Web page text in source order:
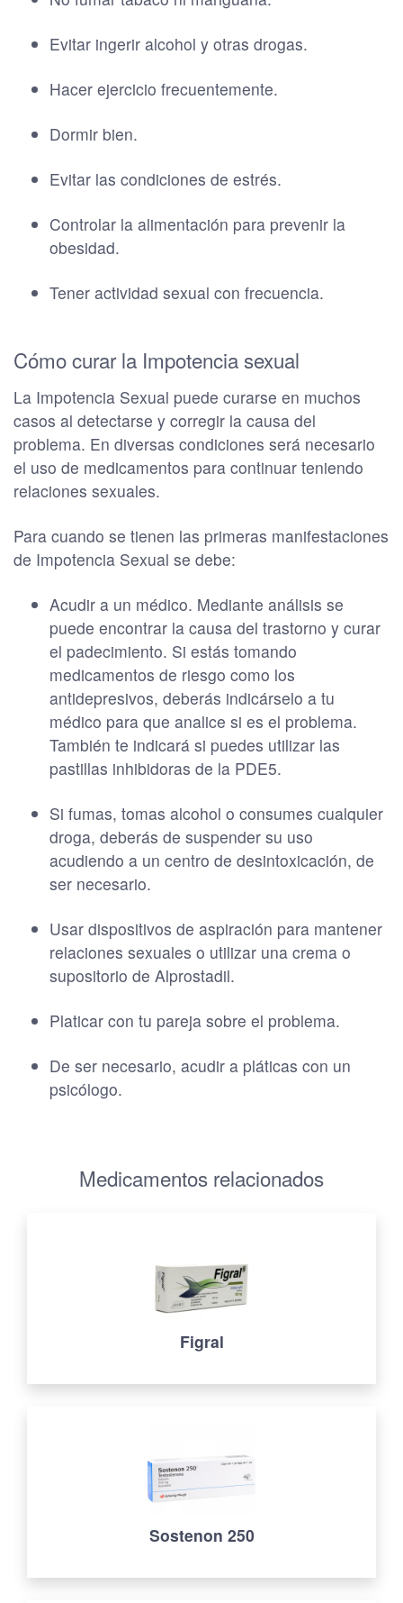
Evitar ingerir alcohol y otras drogas.
Hacer ejercicio frecuentemente.
Dormir bien.
Evitar las condiciones de estrés.
Controlar la alimentación para prevenir la
obesidad.
Tener actividad sexual con frecuencia.
Cómo curar la Impotencia sexual
La Impotencia Sexual puede curarse en muchos
casos al detectarse y corregir la causa del
problema. En diversas condiciones será necesario
el uso de medicamentos para continuar teniendo
relaciones sexuales.
Para cuando se tienen las primeras manifestaciones
de Impotencia Sexual se debe:
Acudir a un médico. Mediante análisis se
puede encontrar la causa del trastorno y curar
el padecimiento. Si estás tomando
medicamentos de riesgo como los
antidepresivos, deberás indicárselo a tu
médico para que analice si es el problema.
También te indicará si puedes utilizar las
pastillas inhibidoras de la PDE5.
Si fumas, tomas alcohol o consumes cualquier
droga, deberás de suspender su uso
acudiendo a un centro de desintoxicación, de
ser necesario.
Usar dispositivos de aspiración para mantener
relaciones sexuales o utilizar una crema o
supositorio de Alprostadil.
Platicar con tu pareja sobre el problema.
De ser necesario, acudir a pláticas con un
psicólogo.
Medicamentos relacionados
Figral
Sostenon 250